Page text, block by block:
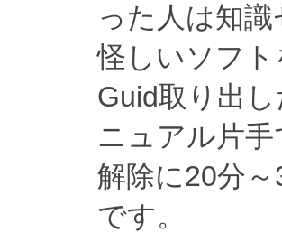
った人は知
怪しいソフ
Guid取り出
ニュアル片
解除に20分
です。